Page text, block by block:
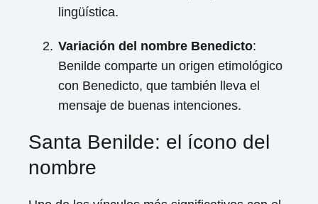
lingüística.
Variación del nombre Benedicto:
Benilde comparte un origen etimológico
con Benedicto, que también lleva el
mensaje de buenas intenciones.
Santa Benilde: el ícono del
nombre